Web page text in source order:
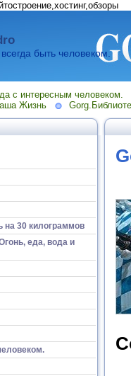
быть человеком.
с интересным человеком.
Жизнь
на 30 килограммов
еда, вода и